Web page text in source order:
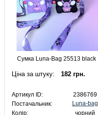
Сумка Luna-Bag 25513 black
Ціна за штуку: 182 грн.
Артикул ID:
2386769
Постачальник:
Luna-bag
Колір:
чорний